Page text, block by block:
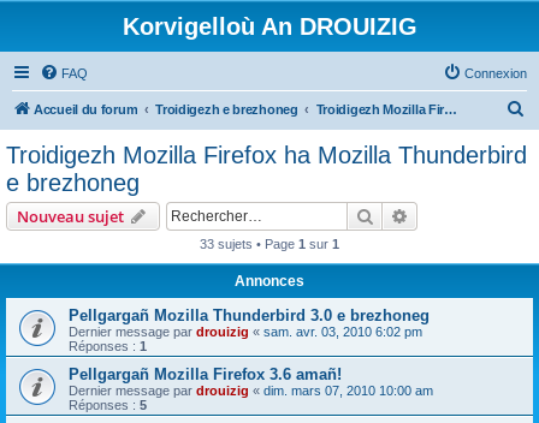
Korvigelloù An DROUIZIG
FAQ Connexion
Accueil du forum Troidigezh e brezhoneg Troidigezh Mozilla Firefox ha Mozilla Thunderbird e brezhoneg
Troidigezh Mozilla Firefox ha Mozilla Thunderbird
e brezhoneg
Nouveau sujet Rechercher
33 sujets • Page 1 sur 1
Annonces
Pellgargañ Mozilla Thunderbird 3.0 e brezhoneg
Dernier message par drouizig « sam. avr. 03, 2010 6:02 pm
Réponses : 1
Pellgargañ Mozilla Firefox 3.6 amañ!
Dernier message par drouizig « dim. mars 07, 2010 10:00 am
Réponses : 5